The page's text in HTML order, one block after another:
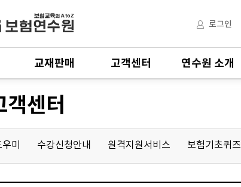
로그인
교재판매 고객센터 연수원 소개
객센터
미 수강신청안내 원격지원서비스 보험기초퀴즈